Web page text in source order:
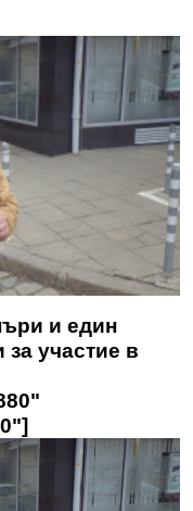
и един
участие в